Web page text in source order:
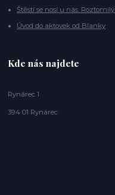
Štěstí se nosí u nás.
Úvod do aktovek od Blanky
Kde nás najdete
Rynárec 1
394 01 Rynárec